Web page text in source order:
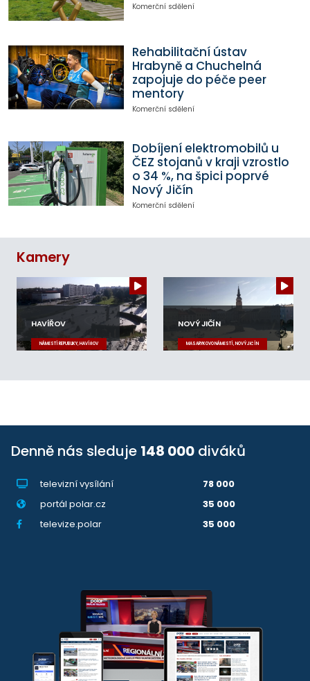
Komerční sdělení
Rehabilitační ústav
Hrabyně a Chuchelná
zapojuje do péče peer
mentory
Komerční sdělení
Dobíjení elektromobilů u
ČEZ stojanů v kraji vzrostlo
o 34 %, na špici poprvé
Nový Jičín
Komerční sdělení
Kamery
HAVÍŘOV
NÁMĚSTÍ REPUBLIKY, HAVÍŘOV
NOVÝ JIČÍN
MASARYKOVO NÁMĚSTÍ, NOVÝ JIČÍN
Denně nás sleduje 148 000 diváků
televizní vysílání
78 000
portál polar.cz
35 000
televize.polar
35 000